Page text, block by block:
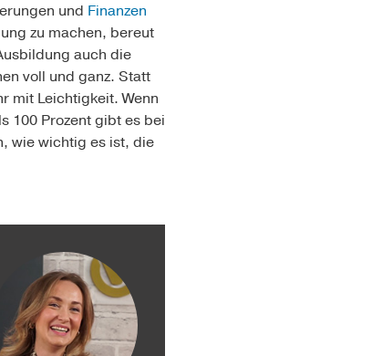
und Finanzen
zu machen, bereut
auch die
voll und ganz. Statt
mit Leichtigkeit. Wenn
100 Prozent gibt es bei
wie wichtig es ist, die